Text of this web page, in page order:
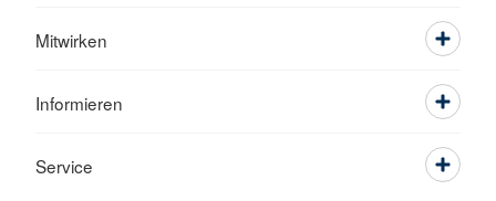
Mitwirken
Informieren
Service